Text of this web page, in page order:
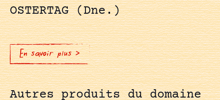
OSTERTAG (Dne.)
En savoir plus >
Autres produits du domaine